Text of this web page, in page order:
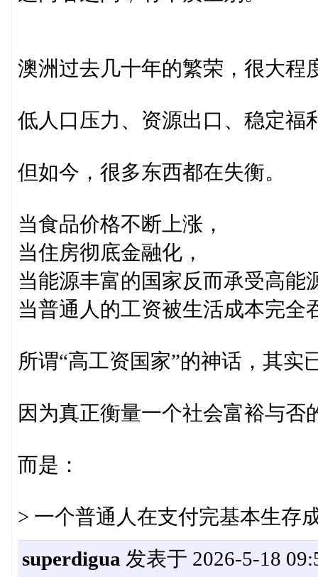
澳洲过去几十年的繁荣，很大程
低人口压力、资源出口、稳定福
但如今，很多东西都在失衡。
当食品价格不断上涨，
当住房彻底金融化，
当能源丰富的国家反而承受高能
当普通人的工资被生活成本完
所谓“高工资国家”的神话，其实
因为真正衡量一个社会富裕与否
而是：
> 一个普通人在支付完基本生存
superdigua 发表于 2026-5-18